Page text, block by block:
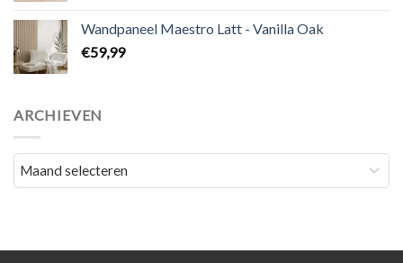
Wandpaneel Maestro Latt - Vanilla Oak
€59,99
ARCHIEVEN
Archieven